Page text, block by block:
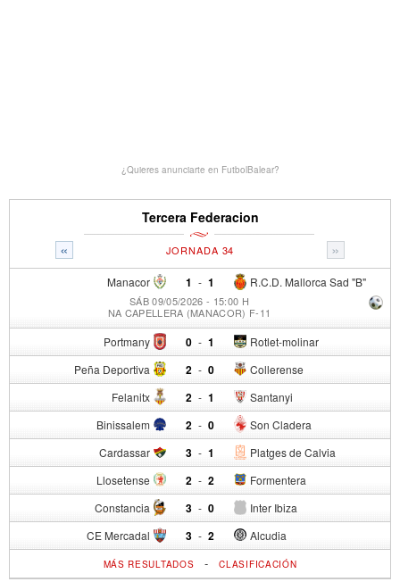
¿Quieres anunciarte en FutbolBalear?
Tercera Federacion
« »
JORNADA 34
Manacor 1 - R.C.D. Mallorca Sad "B"
1
SÁB 09/05/2026 - 15:00 H
NA CAPELLERA (MANACOR) F-11
Portmany 0 - Rotlet-molinar
1
Peña Deportiva 2 - Collerense
0
Felanitx 2 - Santanyi
1
Binissalem 2 - Son Cladera
0
Cardassar 3 - Platges de Calvia
1
Llosetense 2 - Formentera
2
Constancia 3 - Inter Ibiza
0
CE Mercadal 3 - Alcudia
2
MÁS RESULTADOS -CLASIFICACIÓN